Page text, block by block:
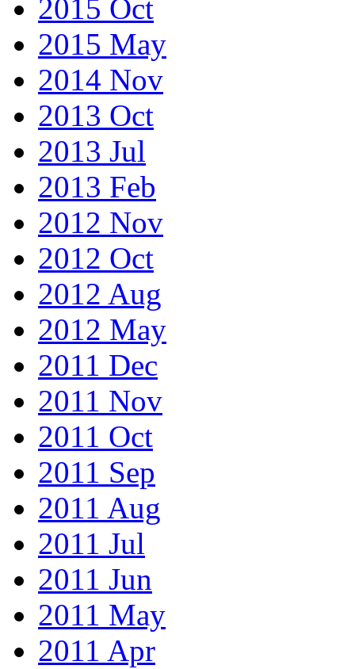
2015 Oct
2015 May
2014 Nov
2013 Oct
2013 Jul
2013 Feb
2012 Nov
2012 Oct
2012 Aug
2012 May
2011 Dec
2011 Nov
2011 Oct
2011 Sep
2011 Aug
2011 Jul
2011 Jun
2011 May
2011 Apr